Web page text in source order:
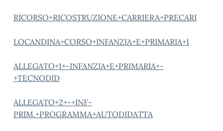
RICORSO+RICOSTRUZIONE+CARRIERA+PRECARI
LOCANDINA+CORSO+INFANZIA+E+PRIMARIA+1
ALLEGATO+1+-INFANZIA+E+PRIMARIA+-
+TECNODID
ALLEGATO+2+-+INF-
PRIM.+PROGRAMMA+AUTODIDATTA